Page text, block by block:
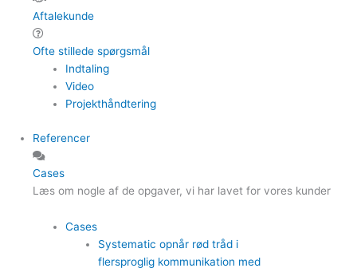
Aftalekunde
Ofte stillede spørgsmål
Indtaling
Video
Projekthåndtering
Referencer
Cases
Læs om nogle af de opgaver, vi har lavet for vores kunder
Cases
Systematic opnår rød tråd i
flersproglig kommunikation med